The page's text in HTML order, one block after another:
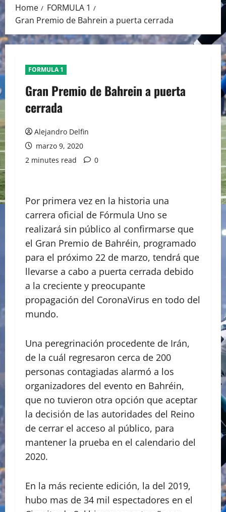
Home
FORMULA 1
Gran Premio de Bahrein a puerta cerrada
FORMULA 1
Gran Premio de Bahrein a puerta
cerrada
Alejandro Delfin
marzo 9, 2020
2 minutes read
0
Por primera vez en la historia una
carrera oficial de Fórmula Uno se
realizará sin público al confirmarse que
el Gran Premio de Bahréin, programado
para el próximo 22 de marzo, tendrá que
llevarse a cabo a puerta cerrada debido
a la creciente y preocupante
propagación del CoronaVirus en todo del
mundo.
Una peregrinación procedente de Irán,
de la cuál regresaron cerca de 200
personas contagiadas alarmó a los
organizadores del evento en Bahréin,
que no tuvieron otra opción que aceptar
la decisión de las autoridades del Reino
de cerrar el acceso al público, para
mantener la prueba en el calendario del
2020.
En la más reciente edición, la del 2019,
hubo mas de 34 mil espectadores en el